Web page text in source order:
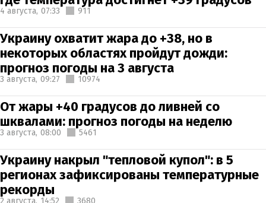
4 августа, 07:33 911
Украину охватит жара до +38, но в
некоторых областях пройдут дожди:
прогноз погоды на 3 августа
3 августа, 09:27 10974
От жары +40 градусов до ливней со
шквалами: прогноз погоды на неделю
3 августа, 08:00 5461
Украину накрыл "тепловой купол": в 5
регионах зафиксированы температурные
рекорды
2 августа, 14:52 3680